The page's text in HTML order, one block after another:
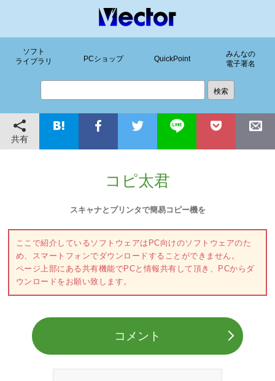
ソフト
ライブラリ
PCショップ QuickPoint
みんなの
電子署名
共有
コピ太君
スキャナとプリンタで簡易コピー機を
ここで紹介しているソフトウェアはPC向けのソフトウェアのた
め、スマートフォンでダウンロードすることができません。
ページ上部にある共有機能でPCと情報共有して頂き、PCからダ
ウンロードをお願い致します。
コメント